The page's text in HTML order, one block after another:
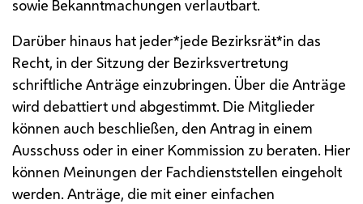
sowie Bekanntmachungen verlautbart.
Darüber hinaus hat jeder*jede Bezirksrät*in das
Recht, in der Sitzung der Bezirksvertretung
schriftliche Anträge einzubringen. Über die Anträge
wird debattiert und abgestimmt. Die Mitglieder
können auch beschließen, den Antrag in einem
Ausschuss oder in einer Kommission zu beraten. Hier
können Meinungen der Fachdienststellen eingeholt
werden. Anträge, die mit einer einfachen